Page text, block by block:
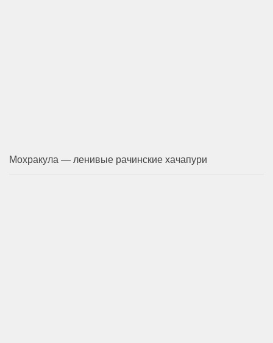
Мохракула — ленивые рачинские хачапури